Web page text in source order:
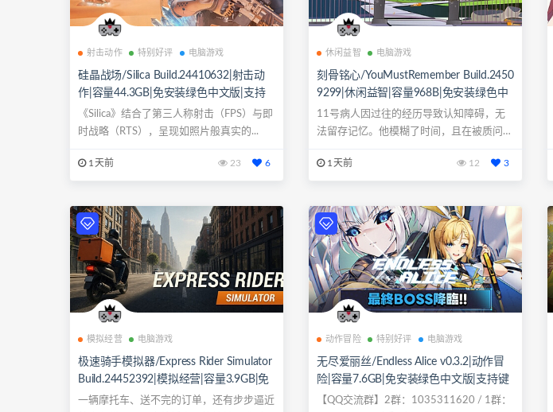
射击动作 特别好评 电脑游戏
硅晶战场/Silica Build.24410632|射击动
作|容量44.3GB|免安装绿色中文版|支持
键盘.鼠标
《Silica》结合了第三人称射击（FPS）与即
时战略（RTS），呈现如照片般真实的...
1天前 23 6
休闲益智 电脑游戏
刻骨铭心/YouMustRemember Build.2450
9299|休闲益智|容量968B|免安装绿色中
文版|支持键盘.鼠标.手柄
11号病人因过往的经历导致认知障碍，无
法留存记忆。他模糊了时间，且在被质问时
1天前 12 3
模拟经营 电脑游戏
极速骑手模拟器/Express Rider Simulator
Build.24452392|模拟经营|容量3.9GB|免
安装绿色中文版|支持键盘.鼠标
一辆摩托车、送不完的订单，还有步步逼近
动作冒险 特别好评 电脑游戏
无尽爱丽丝/Endless Alice v0.3.2|动作冒
险|容量7.6GB|免安装绿色中文版|支持键
盘.鼠标.手柄
【QQ交流群】2群：1035311620 / 1群：